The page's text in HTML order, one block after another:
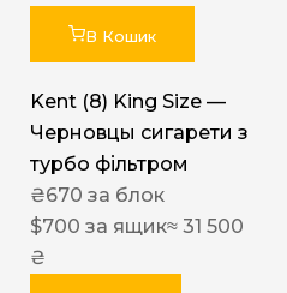
В Кошик
Kent (8) King Size —
Черновцы сигарети з
турбо фільтром
₴670 за блок
$700 за ящик≈ 31 500
₴